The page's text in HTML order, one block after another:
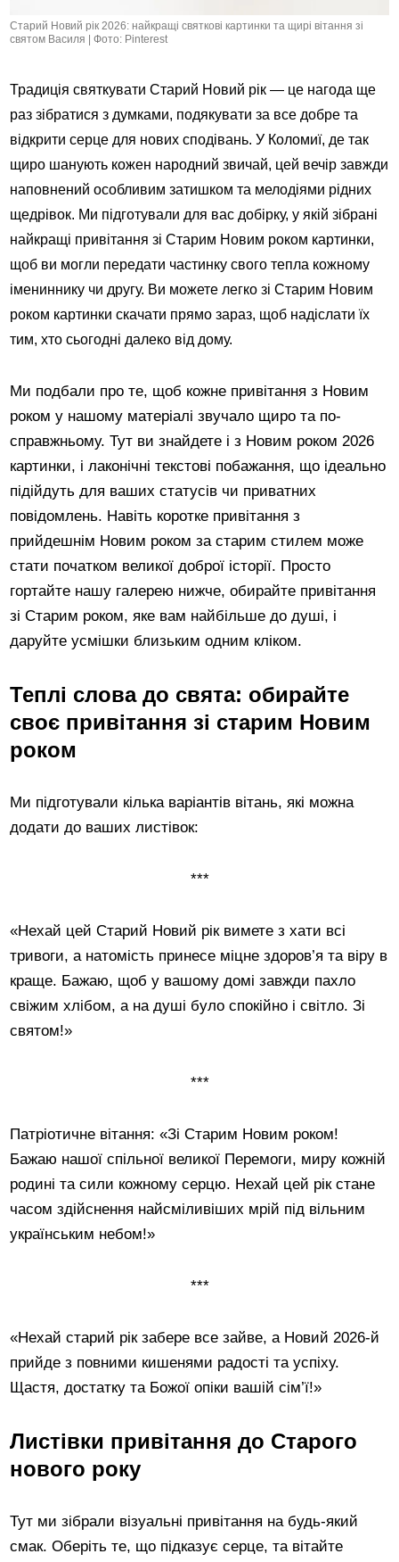
Старий Новий рік 2026: найкращі святкові картинки та щирі вітання зі
святом Василя | Фото: Pinterest
Традиція святкувати Старий Новий рік — це нагода ще
раз зібратися з думками, подякувати за все добре та
відкрити серце для нових сподівань. У Коломиї, де так
щиро шанують кожен народний звичай, цей вечір завжди
наповнений особливим затишком та мелодіями рідних
щедрівок. Ми підготували для вас добірку, у якій зібрані
найкращі привітання зі Старим Новим роком картинки,
щоб ви могли передати частинку свого тепла кожному
імениннику чи другу. Ви можете легко зі Старим Новим
роком картинки скачати прямо зараз, щоб надіслати їх
тим, хто сьогодні далеко від дому.
Ми подбали про те, щоб кожне привітання з Новим
роком у нашому матеріалі звучало щиро та по-
справжньому. Тут ви знайдете і з Новим роком 2026
картинки, і лаконічні текстові побажання, що ідеально
підійдуть для ваших статусів чи приватних
повідомлень. Навіть коротке привітання з
прийдешнім Новим роком за старим стилем може
стати початком великої доброї історії. Просто
гортайте нашу галерею нижче, обирайте привітання
зі Старим роком, яке вам найбільше до душі, і
даруйте усмішки близьким одним кліком.
Теплі слова до свята: обирайте
своє привітання зі старим Новим
роком
Ми підготували кілька варіантів вітань, які можна
додати до ваших листівок:
***
«Нехай цей Старий Новий рік вимете з хати всі
тривоги, а натомість принесе міцне здоров’я та віру в
краще. Бажаю, щоб у вашому домі завжди пахло
свіжим хлібом, а на душі було спокійно і світло. Зі
святом!»
***
Патріотичне вітання: «Зі Старим Новим роком!
Бажаю нашої спільної великої Перемоги, миру кожній
родині та сили кожному серцю. Нехай цей рік стане
часом здійснення найсміливіших мрій під вільним
українським небом!»
***
«Нехай старий рік забере все зайве, а Новий 2026-й
прийде з повними кишенями радості та успіху.
Щастя, достатку та Божої опіки вашій сім’ї!»
Листівки привітання до Старого
нового року
Тут ми зібрали візуальні привітання на будь-який
смак. Оберіть те, що підказує серце, та вітайте